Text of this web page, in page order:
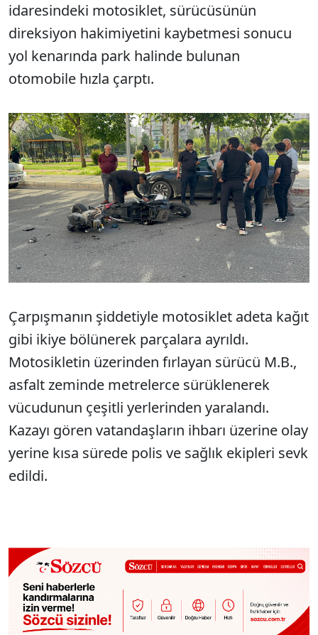
idaresindeki motosiklet, sürücüsünün
direksiyon hakimiyetini kaybetmesi sonucu
yol kenarında park halinde bulunan
otomobile hızla çarptı.
Çarpışmanın şiddetiyle motosiklet adeta kağıt
gibi ikiye bölünerek parçalara ayrıldı.
Motosikletin üzerinden fırlayan sürücü M.B.,
asfalt zeminde metrelerce sürüklenerek
vücudunun çeşitli yerlerinden yaralandı.
Kazayı gören vatandaşların ihbarı üzerine olay
yerine kısa sürede polis ve sağlık ekipleri sevk
edildi.